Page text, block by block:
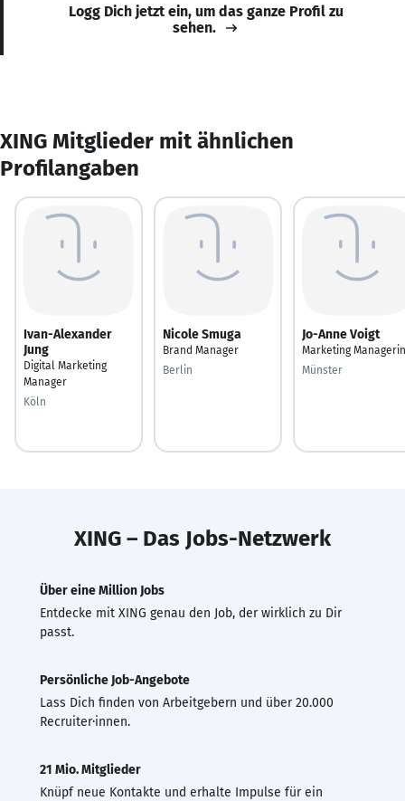
Logg Dich jetzt ein, um das ganze Profil zu
sehen.
XING Mitglieder mit ähnlichen
Profilangaben
Ivan-Alexander
Jung
Digital Marketing
Manager
Köln
Nicole Smuga
Brand Manager
Berlin
Jo-Anne Voigt
Marketing Managerin
Münster
XING – Das Jobs-Netzwerk
Über eine Million Jobs
Entdecke mit XING genau den Job, der wirklich zu Dir
passt.
Persönliche Job-Angebote
Lass Dich finden von Arbeitgebern und über 20.000
Recruiter·innen.
21 Mio. Mitglieder
Knüpf neue Kontakte und erhalte Impulse für ein